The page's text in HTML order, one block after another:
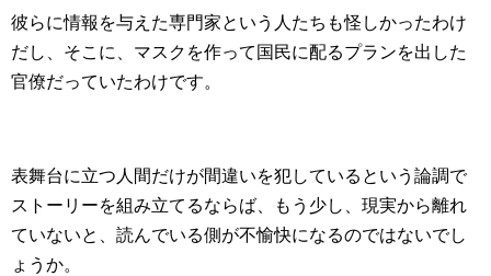
彼らに情報を与えた専門家という人たちも怪しかったわけ
だし、そこに、マスクを作って国民に配るプランを出した
官僚だっていたわけです。
表舞台に立つ人間だけが間違いを犯しているという論調で
ストーリーを組み立てるならば、もう少し、現実から離れ
ていないと、読んでいる側が不愉快になるのではないでし
ょうか。